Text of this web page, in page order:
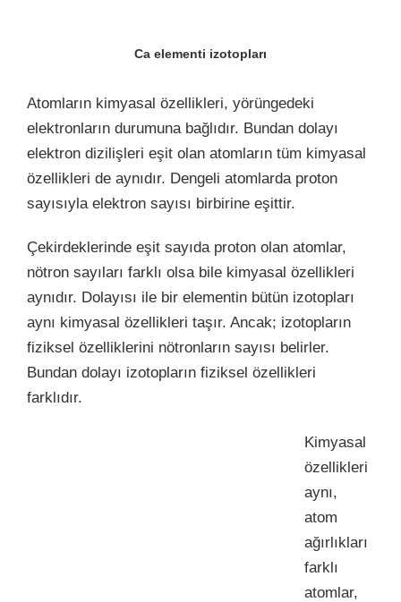
Ca elementi izotopları
Atomların kimyasal özellikleri, yörüngedeki
elektronların durumuna bağlıdır. Bundan dolayı
elektron dizilişleri eşit olan atomların tüm kimyasal
özellikleri de aynıdır. Dengeli atomlarda proton
sayısıyla elektron sayısı birbirine eşittir.
Çekirdeklerinde eşit sayıda proton olan atomlar,
nötron sayıları farklı olsa bile kimyasal özellikleri
aynıdır. Dolayısı ile bir elementin bütün izotopları
aynı kimyasal özellikleri taşır. Ancak; izotopların
fiziksel özelliklerini nötronların sayısı belirler.
Bundan dolayı izotopların fiziksel özellikleri
farklıdır.
Kimyasal
özellikleri
aynı,
atom
ağırlıkları
farklı
atomlar,